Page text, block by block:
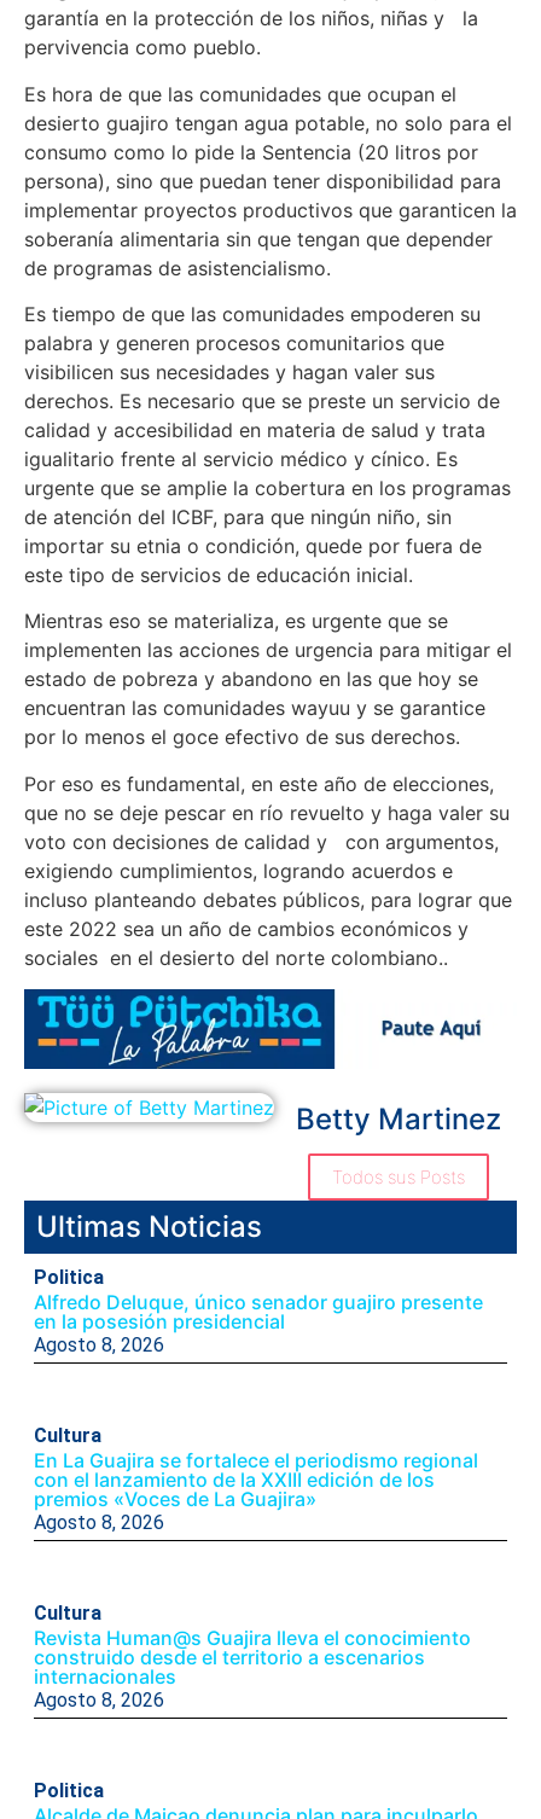
garantía en la protección de los niños, niñas y la
pervivencia como pueblo.
Es hora de que las comunidades que ocupan el
desierto guajiro tengan agua potable, no solo para el
consumo como lo pide la Sentencia (20 litros por
persona), sino que puedan tener disponibilidad para
implementar proyectos productivos que garanticen la
soberanía alimentaria sin que tengan que depender
de programas de asistencialismo.
Es tiempo de que las comunidades empoderen su
palabra y generen procesos comunitarios que
visibilicen sus necesidades y hagan valer sus
derechos. Es necesario que se preste un servicio de
calidad y accesibilidad en materia de salud y trata
igualitario frente al servicio médico y cínico. Es
urgente que se amplie la cobertura en los programas
de atención del ICBF, para que ningún niño, sin
importar su etnia o condición, quede por fuera de
este tipo de servicios de educación inicial.
Mientras eso se materializa, es urgente que se
implementen las acciones de urgencia para mitigar el
estado de pobreza y abandono en las que hoy se
encuentran las comunidades wayuu y se garantice
por lo menos el goce efectivo de sus derechos.
Por eso es fundamental, en este año de elecciones,
que no se deje pescar en río revuelto y haga valer su
voto con decisiones de calidad y con argumentos,
exigiendo cumplimientos, logrando acuerdos e
incluso planteando debates públicos, para lograr que
este 2022 sea un año de cambios económicos y
sociales en el desierto del norte colombiano..
Betty Martinez
Todos sus Posts
Ultimas Noticias
Politica
Alfredo Deluque, único senador guajiro presente
en la posesión presidencial
Agosto 8, 2026
Cultura
En La Guajira se fortalece el periodismo regional
con el lanzamiento de la XXIII edición de los
premios «Voces de La Guajira»
Agosto 8, 2026
Cultura
Revista Human@s Guajira lleva el conocimiento
construido desde el territorio a escenarios
internacionales
Agosto 8, 2026
Politica